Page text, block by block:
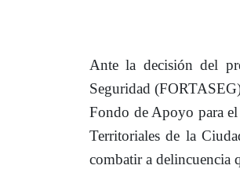
Ante la decisión del
Seguridad
Fondo de Apoyo para
Territoriales de la
combatir a delincuencia